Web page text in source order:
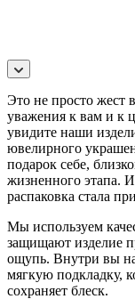
Это не просто жест
уважения к вам и к
увидите наши
ювелирного
подарок себе,
жизненного этапа.
распаковка стала
Мы используем
защищают изделие
ощупь. Внутри вы
мягкую подкладку,
сохраняет блеск.